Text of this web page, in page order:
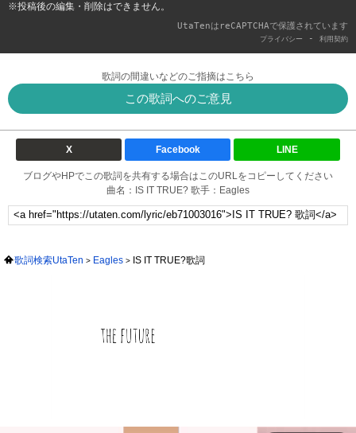
※投稿後の編集・削除はできません。
UtaTenはreCAPTCHAで保護されています
プライバシー - 利用契約
歌詞の間違いなどのご指摘はこちら
この歌詞へのご意見
X Facebook LINE
ブログやHPでこの歌詞を共有する場合はこのURLをコピーしてください
曲名：IS IT TRUE? 歌手：Eagles
歌詞検索UtaTen Eagles IS IT TRUE?歌詞